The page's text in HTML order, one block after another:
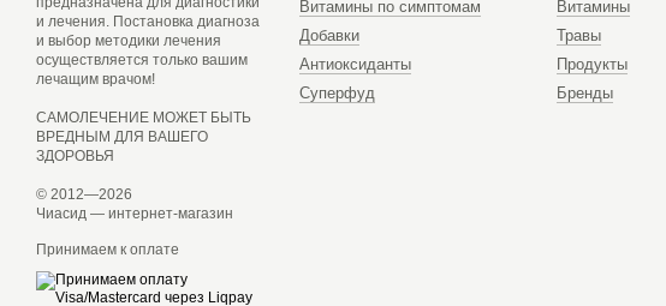
и лечения. Постановка диагноза
и выбор методики лечения
осуществляется только вашим
лечащим врачом!
САМОЛЕЧЕНИЕ МОЖЕТ БЫТЬ
ВРЕДНЫМ ДЛЯ ВАШЕГО
ЗДОРОВЬЯ
© 2012—2026
Чиасид — интернет-магазин
Принимаем к оплате
Витамины по симптомам
Добавки
Антиоксиданты
Суперфуд
Витамины
Травы
Продукты
Бренды